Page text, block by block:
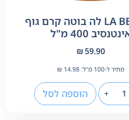
LA BEAUTE לה בוטה קרם גוף
400 מ"ל
₪59.90
מחיר ל-100 מ"ל: ₪ 14.98
+ הוספה לסל